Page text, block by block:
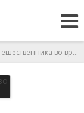
во времени